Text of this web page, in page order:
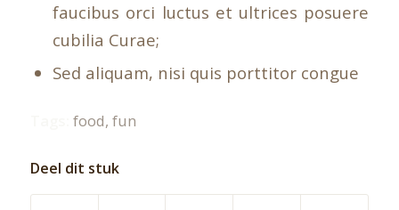
faucibus orci luctus et ultrices posuere
cubilia Curae;
Sed aliquam, nisi quis porttitor congue
food, fun
Deel dit stuk